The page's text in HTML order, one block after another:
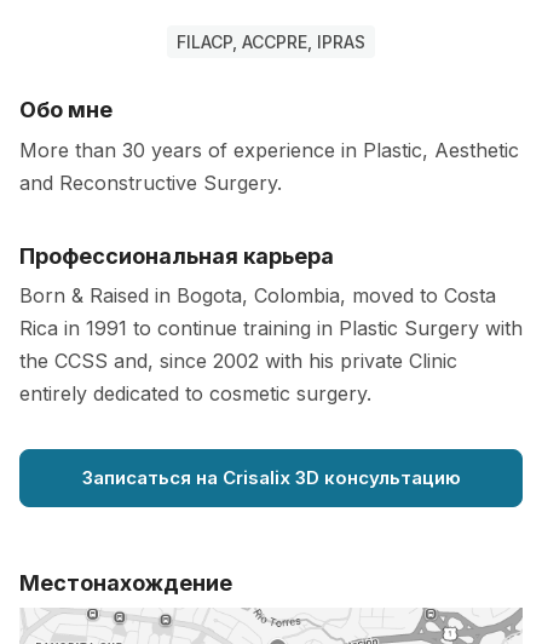
FILACP, ACCPRE, IPRAS
Обо мне
More than 30 years of experience in Plastic, Aesthetic
and Reconstructive Surgery.
Профессиональная карьера
Born & Raised in Bogota, Colombia, moved to Costa
Rica in 1991 to continue training in Plastic Surgery with
the CCSS and, since 2002 with his private Clinic
entirely dedicated to cosmetic surgery.
Записаться на Crisalix 3D консультацию
Местонахождение